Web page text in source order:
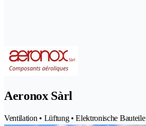
Aeronox Sàrl
Ventilation • Lüftung • Elektronische Bauteile